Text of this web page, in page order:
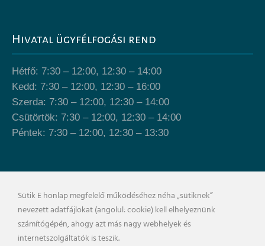
Hivatal ügyfélfogási rend
Hétfő: 7:30 – 12:00, 12:30 – 14:00
Kedd: 7:30 – 12:00, 12:30 – 16:00
Szerda: 7:30 – 12:00, 12:30 – 14:00
Csütörtök: 7:30 – 12:00, 12:30 – 14:00
Péntek: 7:30 – 12:00, 12:30 – 13:30
Sütik E honlap megfelelő működéséhez néha „sütiknek”
nevezett adatfájlokat (angolul: cookie) kell elhelyeznünk
számítógépén, ahogy azt más nagy webhelyek és
internetszolgáltatók is teszik.